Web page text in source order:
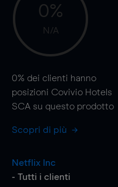
0%
N/A
0% dei clienti hanno
posizioni Covivio Hotels
SCA su questo prodotto
Scopri di più
Netflix Inc
- Tutti i clienti